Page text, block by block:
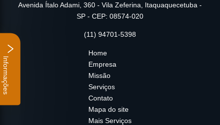
Avenida Ítalo Adami, 360 - Vila Zeferina, Itaquaquecetuba -
SP - CEP: 08574-020
(11) 94701-5398
Home
Empresa
Missão
Serviços
Contato
Mapa do site
Mais Serviços
Informações